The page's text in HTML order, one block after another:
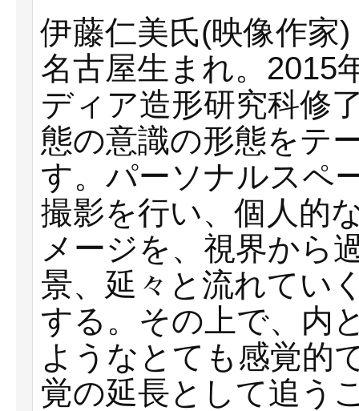
伊藤仁美氏(映像作家)
名古屋生まれ。2015
ディア造形研究科修
態の意識の形態をテ
す。パーソナルスペ
撮影を行い、個人的
メージを、視界から
景、延々と流れてい
する。その上で、内
ようなとても感覚的
覚の延長として追う